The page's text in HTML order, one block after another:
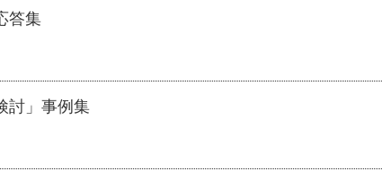
答集
討」事例集